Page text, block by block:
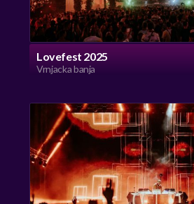
Lovefest 2025
Vrnjacka banja